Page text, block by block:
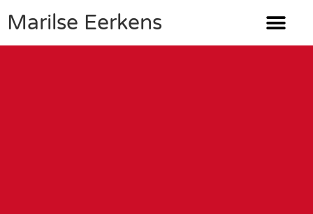
Marilse Eerkens